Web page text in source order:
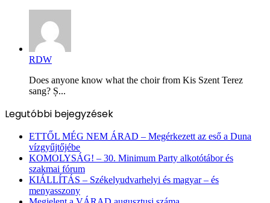
RDW
Does anyone know what the choir from Kis Szent Terez
sang? Ș...
Legutóbbi bejegyzések
ETTŐL MÉG NEM ÁRAD – Megérkezett az eső a Duna
vízgyűjtőjébe
KOMOLYSÁG! – 30. Minimum Party alkotótábor és
szakmai fórum
KIÁLLÍTÁS – Székelyudvarhelyi és magyar – és
menyasszony